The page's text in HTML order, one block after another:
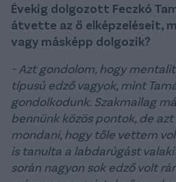
Évekig dolgozott Feczkó
átvette az ő elképzeléseit,
vagy másképp dolgozik?
- Azt gondolom, hogy
típusú edző vagyok, mint
gondolkodunk. Szakmailag
bennünk közös pontok, de
mondani, hogy tőle vettem
is tanulta a labdarúgást
során nagyon sok edző volt